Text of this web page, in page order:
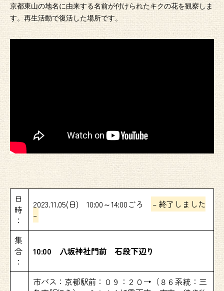
京都東山の地名に由来する名前が付けられたキクの花を観察しま
す。再生活動で復活した場所です。
日
時
：
2023.11.05(日) 10:00～14:00ごろ
– 終了しました
–
集
合
：
10:00 八坂神社門前 石段下辺り
市バス：京都駅前：０９：２０→（８６系統：三